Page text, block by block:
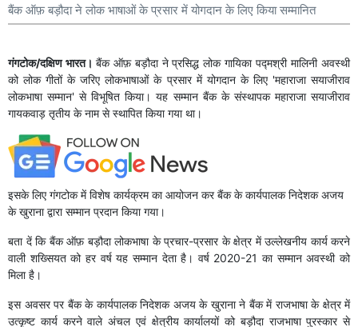
बैंक ऑफ़ बड़ौदा ने लोक भाषाओं के प्रसार में योगदान के लिए किया सम्मानित
गंगटोक/दक्षिण भारत। बैंक ऑफ़ बड़ौदा ने प्रसिद्ध लोक गायिका पद्मश्री मालिनी अवस्थी
को लोक गीतों के जरिए लोकभाषाओं के प्रसार में योगदान के लिए 'महाराजा सयाजीराव
लोकभाषा सम्मान' से विभूषित किया। यह सम्मान बैंक के संस्थापक महाराजा सयाजीराव
गायकवाड़ तृतीय के नाम से स्थापित किया गया था।
इसके लिए गंगटोक में विशेष कार्यक्रम का आयोजन कर बैंक के कार्यपालक निदेशक अजय
के खुराना द्वारा सम्मान प्रदान किया गया।
बता दें कि बैंक ऑफ़ बड़ौदा लोकभाषा के प्रचार-प्रसार के क्षेत्र में उल्‍लेखनीय कार्य करने
वाली शख्सियत को हर वर्ष यह सम्‍मान देता है। वर्ष 2020-21 का सम्‍मान अवस्थी को
मिला है।
इस अवसर पर बैंक के कार्यपालक निदेशक अजय के खुराना ने बैंक में राजभाषा के क्षेत्र में
उत्‍कृष्‍ट कार्य करने वाले अंचल एवं क्षेत्रीय कार्यालयों को बड़ौदा राजभाषा पुरस्‍कार से